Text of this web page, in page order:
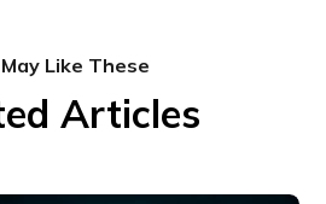
Like These
Articles